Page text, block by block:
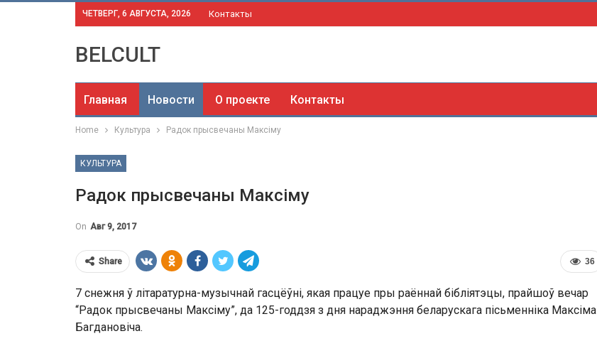
ЧЕТВЕРГ, 6 АВГУСТА, 2026 Контакты
BELCULT
Главная Новости О проекте Контакты
Home Культура Радок прысвечаны Максіму
КУЛЬТУРА
Радок прысвечаны Максіму
On Авг 9, 2017
36
Share
7 снежня ў літаратурна-музычнай гасцёўні, якая працуе пры раённай бібліятэцы, прайшоў вечар
“Радок прысвечаны Максіму”, да 125-годдзя з дня нараджэння беларускага пісьменніка Максіма
Багдановіча.